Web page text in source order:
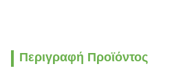
Περιγραφή Προϊόντος